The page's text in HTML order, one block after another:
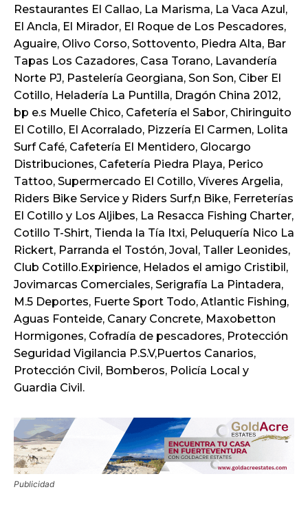
Restaurantes El Callao, La Marisma, La Vaca Azul,
El Ancla, El Mirador, El Roque de Los Pescadores,
Aguaire, Olivo Corso, Sottovento, Piedra Alta, Bar
Tapas Los Cazadores, Casa Torano, Lavandería
Norte PJ, Pastelería Georgiana, Son Son, Ciber El
Cotillo, Heladería La Puntilla, Dragón China 2012,
bp e.s Muelle Chico, Cafetería el Sabor, Chiringuito
El Cotillo, El Acorralado, Pizzería El Carmen, Lolita
Surf Café, Cafetería El Mentidero, Glocargo
Distribuciones, Cafetería Piedra Playa, Perico
Tattoo, Supermercado El Cotillo, Víveres Argelia,
Riders Bike Service y Riders Surf,n Bike, Ferreterías
El Cotillo y Los Aljibes, La Resacca Fishing Charter,
Cotillo T-Shirt, Tienda la Tía Itxi, Peluquería Nico La
Rickert, Parranda el Tostón, Joval, Taller Leonides,
Club Cotillo.Expirience, Helados el amigo Cristibil,
Jovimarcas Comerciales, Serigrafía La Pintadera,
M.5 Deportes, Fuerte Sport Todo, Atlantic Fishing,
Aguas Fonteide, Canary Concrete, Maxobetton
Hormigones, Cofradía de pescadores, Protección
Seguridad Vigilancia P.S.V,Puertos Canarios,
Protección Civil, Bomberos, Policía Local y
Guardia Civil.
Publicidad